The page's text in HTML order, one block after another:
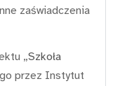
zaświadczenia
„Szkoła
przez Instytut